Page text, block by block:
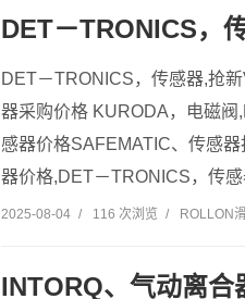
DET－TRONICS，
DET－TRONICS，传感器,抢
器采购价格 KURODA，电磁
感器价格SAFEMATIC、传感
器价格,DET－TRONICS，传
2025-08-04 / 116 次浏览 / ROLLON
INTORQ、气动离合